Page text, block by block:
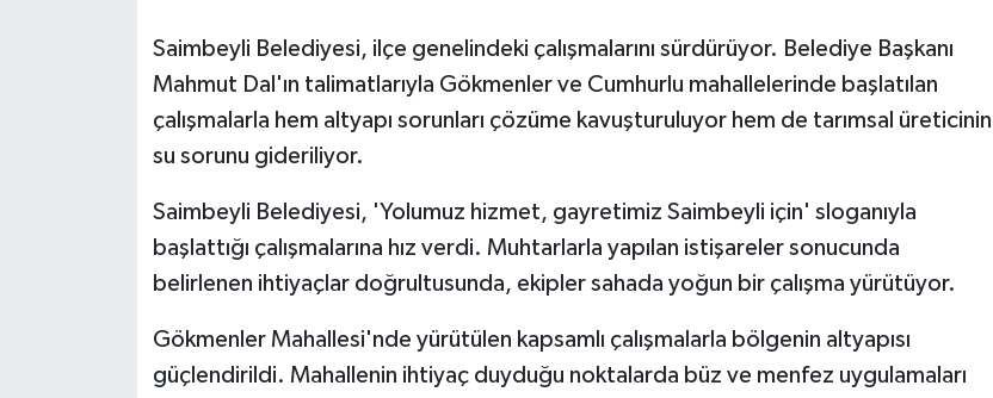
Saimbeyli Belediyesi, ilçe genelindeki çalışmalarını sürdürüyor. Belediye Başkanı
Mahmut Dal'ın talimatlarıyla Gökmenler ve Cumhurlu mahallelerinde başlatılan
çalışmalarla hem altyapı sorunları çözüme kavuşturuluyor hem de tarımsal üreticinin
su sorunu gideriliyor.
Saimbeyli Belediyesi, 'Yolumuz hizmet, gayretimiz Saimbeyli için' sloganıyla
başlattığı çalışmalarına hız verdi. Muhtarlarla yapılan istişareler sonucunda
belirlenen ihtiyaçlar doğrultusunda, ekipler sahada yoğun bir çalışma yürütüyor.
Gökmenler Mahallesi'nde yürütülen kapsamlı çalışmalarla bölgenin altyapısı
güçlendirildi. Mahallenin ihtiyaç duyduğu noktalarda büz ve menfez uygulamaları
HABERDE İNSAN
Jandarma
KÜLTÜR SANAT